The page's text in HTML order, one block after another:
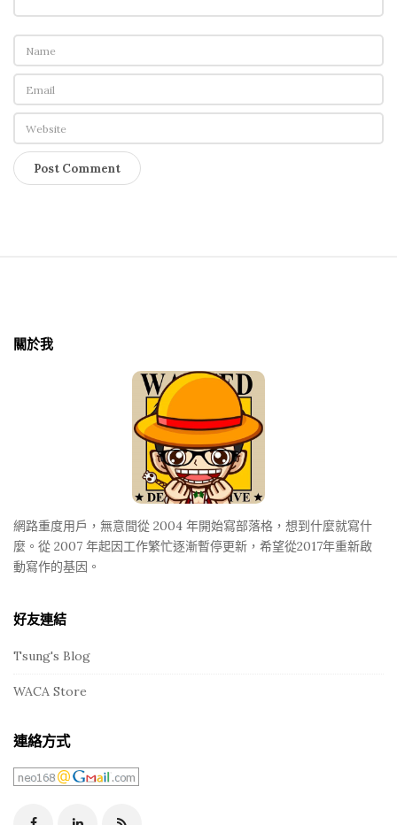
i
g
a
i
n
關於我
網路重度用戶，無意間從 2004 年開始寫部落格，想到什麼就寫什
麼。從 2007 年起因工作繁忙逐漸暫停更新，希望從2017年重新啟
動寫作的基因。
好友連結
Tsung's Blog
WACA Store
連絡方式